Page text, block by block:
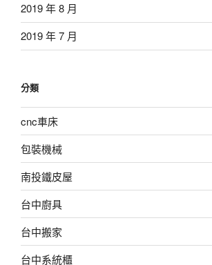
2019 年 8 月
2019 年 7 月
分類
cnc車床
包裝機械
南投鐵皮屋
台中廚具
台中搬家
台中系統櫃